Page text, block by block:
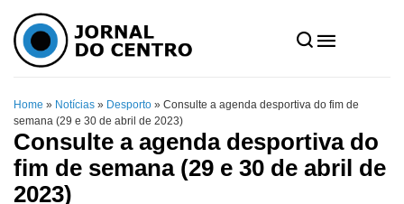
Home » Notícias » Desporto » Consulte a agenda desportiva do fim de
semana (29 e 30 de abril de 2023)
Consulte a agenda desportiva do
fim de semana (29 e 30 de abril de
2023)